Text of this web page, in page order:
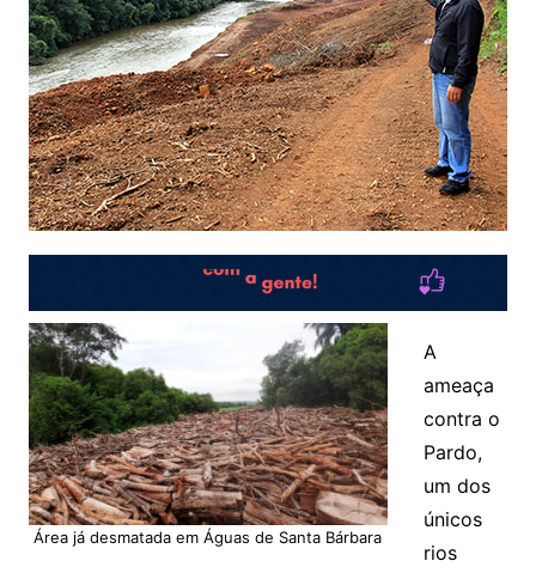
Área já desmatada em Águas de Santa Bárbara
A
ameaça
contra o
Pardo,
um dos
únicos
rios